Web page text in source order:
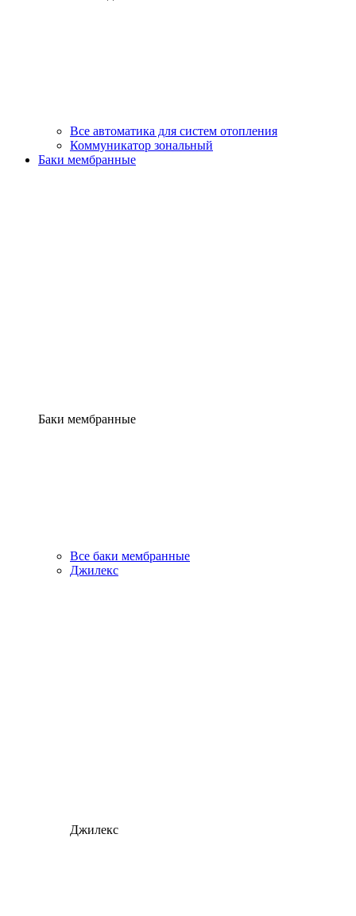
Все автоматика для систем отопления
Коммуникатор зональный
Баки мембранные
Баки мембранные
Все баки мембранные
Джилекс
Джилекс